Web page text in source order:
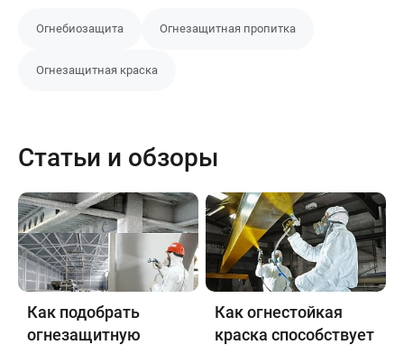
Огнебиозащита Огнезащитная пропитка
Огнезащитная краска
Статьи и обзоры
Как подобрать
огнезащитную
Как огнестойкая
краска способствует